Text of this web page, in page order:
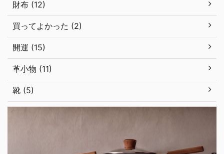
財布 (12)
買ってよかった (2)
開運 (15)
革小物 (11)
靴 (5)